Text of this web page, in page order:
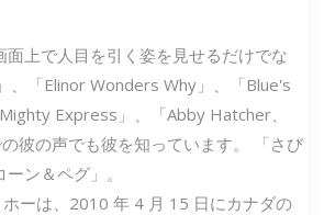
面上で人目を引く姿を見せるだけでな
、「Elinor Wonders Why」、「Blue's
Express」、「Abby Hatcher、
彼の声でも彼を知っています。 「さび
ン＆ペグ」。
ーは、2010 年 4 月 15 日にカナダの